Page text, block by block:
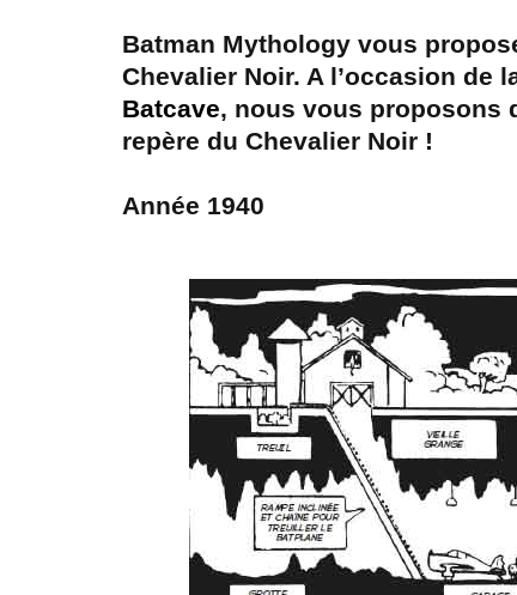
Batman Mythology vous
Chevalier Noir. A l’occasion de
Batcave, nous vous proposons
repère du Chevalier Noir !
Année 1940